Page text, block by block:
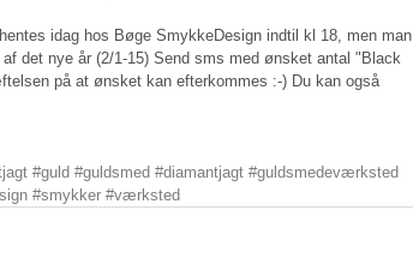
idag hos Bøge SmykkeDesign indtil kl 18, men man
det nye år (2/1-15) Send sms med ønsket antal "Black
på at ønsket kan efterkommes :-) Du kan også
#guld #guldsmed #diamantjagt #guldsmedeværksted
#smykker #værksted